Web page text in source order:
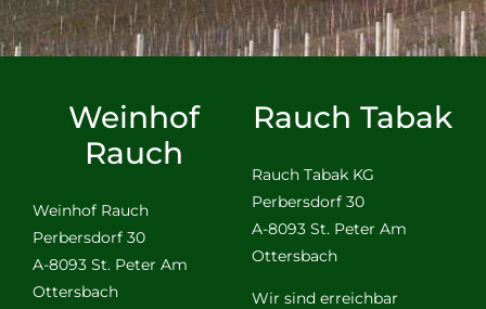
Weinhof
Rauch
Weinhof Rauch
Perbersdorf 30
A-8093 St. Peter Am
Ottersbach
Rauch Tabak
Rauch Tabak KG
Perbersdorf 30
A-8093 St. Peter Am
Ottersbach
Wir sind erreichbar